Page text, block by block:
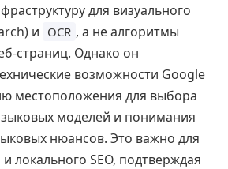
для визуального
и OCR , а не алгоритмы
страниц. Однако он
возможности Google
местоположения для выбора
моделей и понимания
нюансов. Это важно для
локального SEO, подтверждая